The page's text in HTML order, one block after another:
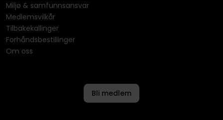
Miljø & samfunnsansvar
Medlemsvilkår
Tilbakekallinger
Forhåndsbestillinger
Om oss
Bli medlem